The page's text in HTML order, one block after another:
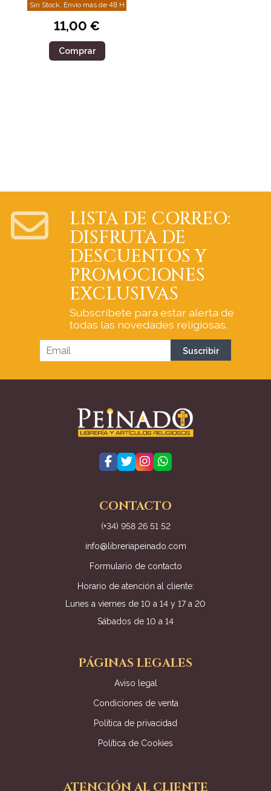
Sin Stock. Envío más de 48 H
11,00 €
Comprar
LISTA DE CORREO:
DISFRUTA DE
DESCUENTOS Y
PROMOCIONES
EXCLUSIVAS
Subscríbete para estar alerta de
todas las novedades religiosas.
CONTACTO
(+34) 958 26 51 52
info@libreriapeinado.com
Formulario de contacto
Horario de atención al cliente:
Lunes a viernes de 10 a 14 y 17 a 20
Sábados de 10 a 14
PÁGINAS LEGALES
Aviso legal
Condiciones de venta
Política de privacidad
Política de Cookies
ATENCIÓN AL CLIENTE